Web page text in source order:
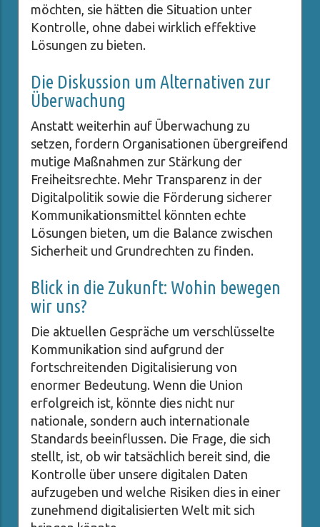
möchten, sie hätten die Situation unter
Kontrolle, ohne dabei wirklich effektive
Lösungen zu bieten.
Die Diskussion um Alternativen zur
Überwachung
Anstatt weiterhin auf Überwachung zu
setzen, fordern Organisationen übergreifend
mutige Maßnahmen zur Stärkung der
Freiheitsrechte. Mehr Transparenz in der
Digitalpolitik sowie die Förderung sicherer
Kommunikationsmittel könnten echte
Lösungen bieten, um die Balance zwischen
Sicherheit und Grundrechten zu finden.
Blick in die Zukunft: Wohin bewegen
wir uns?
Die aktuellen Gespräche um verschlüsselte
Kommunikation sind aufgrund der
fortschreitenden Digitalisierung von
enormer Bedeutung. Wenn die Union
erfolgreich ist, könnte dies nicht nur
nationale, sondern auch internationale
Standards beeinflussen. Die Frage, die sich
stellt, ist, ob wir tatsächlich bereit sind, die
Kontrolle über unsere digitalen Daten
aufzugeben und welche Risiken dies in einer
zunehmend digitalisierten Welt mit sich